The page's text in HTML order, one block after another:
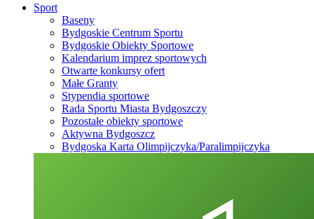
Sport
Baseny
Bydgoskie Centrum Sportu
Bydgoskie Obiekty Sportowe
Kalendarium imprez sportowych
Otwarte konkursy ofert
Małe Granty
Stypendia sportowe
Rada Sportu Miasta Bydgoszczy
Pozostałe obiekty sportowe
Aktywna Bydgoszcz
Bydgoska Karta Olimpijczyka/Paralimpijczyka